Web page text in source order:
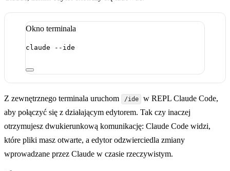
Okno terminala
claude --ide
Z zewnętrznego terminala uruchom /ide
w REPL Claude Code,
aby połączyć się z działającym edytorem. Tak czy inaczej
otrzymujesz dwukierunkową komunikację: Claude Code widzi,
które pliki masz otwarte, a edytor odzwierciedla zmiany
wprowadzane przez Claude w czasie rzeczywistym.